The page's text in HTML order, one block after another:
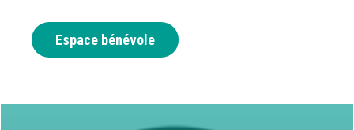
Espace bénévole